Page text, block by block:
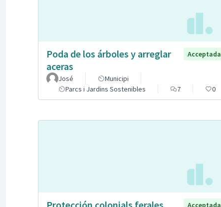
Poda de los árboles y arreglar
aceras
Acceptada
José
Municipi
Parcs i Jardins Sostenibles
7 0
Acceptada